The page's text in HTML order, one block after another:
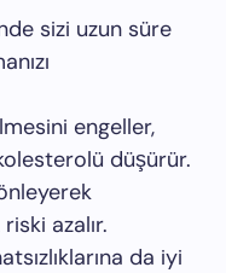
sizi uzun süre
engeller,
düşürür.
azalır.
da iyi